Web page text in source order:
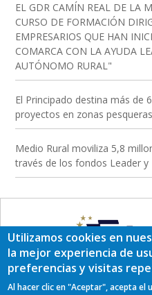
EL GDR CAMÍN REAL DE LA
CURSO DE FORMACIÓN
EMPRESARIOS QUE HAN
COMARCA CON LA AYUDA
AUTÓNOMO RURAL"
El Principado destina más de
proyectos en zonas
Medio Rural moviliza 5,8
través de los fondos Leader y
Utilizamos cookies en
la mejor experiencia de
preferencias y visitas
Al hacer clic en "Aceptar", acepta el